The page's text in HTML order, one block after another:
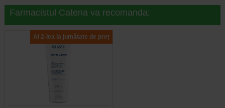
Farmacistul Catena va recomanda:
Al 2-lea la jumătate de preț